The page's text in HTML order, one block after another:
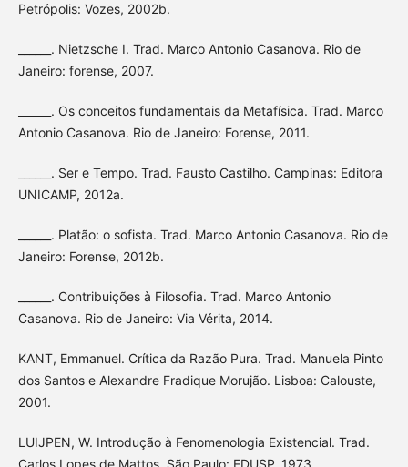
Petrópolis: Vozes, 2002b.
______. Nietzsche I. Trad. Marco Antonio Casanova. Rio de
Janeiro: forense, 2007.
______. Os conceitos fundamentais da Metafísica. Trad. Marco
Antonio Casanova. Rio de Janeiro: Forense, 2011.
______. Ser e Tempo. Trad. Fausto Castilho. Campinas: Editora
UNICAMP, 2012a.
______. Platão: o sofista. Trad. Marco Antonio Casanova. Rio de
Janeiro: Forense, 2012b.
______. Contribuições à Filosofia. Trad. Marco Antonio
Casanova. Rio de Janeiro: Via Vérita, 2014.
KANT, Emmanuel. Crítica da Razão Pura. Trad. Manuela Pinto
dos Santos e Alexandre Fradique Morujão. Lisboa: Calouste,
2001.
LUIJPEN, W. Introdução à Fenomenologia Existencial. Trad.